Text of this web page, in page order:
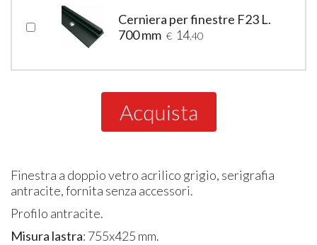
Cerniera per finestre F23 L.
700 mm € 14,40
Acquista
Finestra a doppio vetro acrilico grigio, serigrafia
antracite, fornita senza accessori.
Profilo antracite.
Misura lastra: 755x425 mm.